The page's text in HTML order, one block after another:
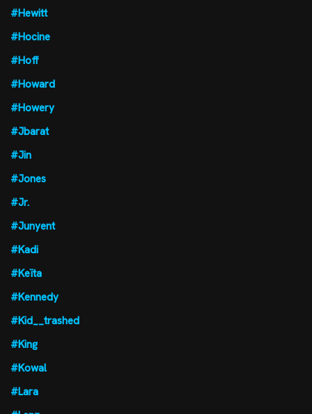
#Hewitt
#Hocine
#Hoff
#Howard
#Howery
#Jbarat
#Jin
#Jones
#Jr.
#Junyent
#Kadi
#Keïta
#Kennedy
#Kid__trashed
#King
#Kowal
#Lara